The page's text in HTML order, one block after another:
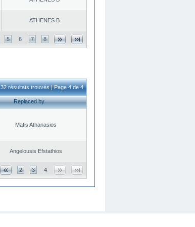
ATHENES Β
5 6 7 8
32 résultats trouvés | Page 4 de 4
Replaced by
Matis Athanasios
Angelousis Efstathios
2 3 4